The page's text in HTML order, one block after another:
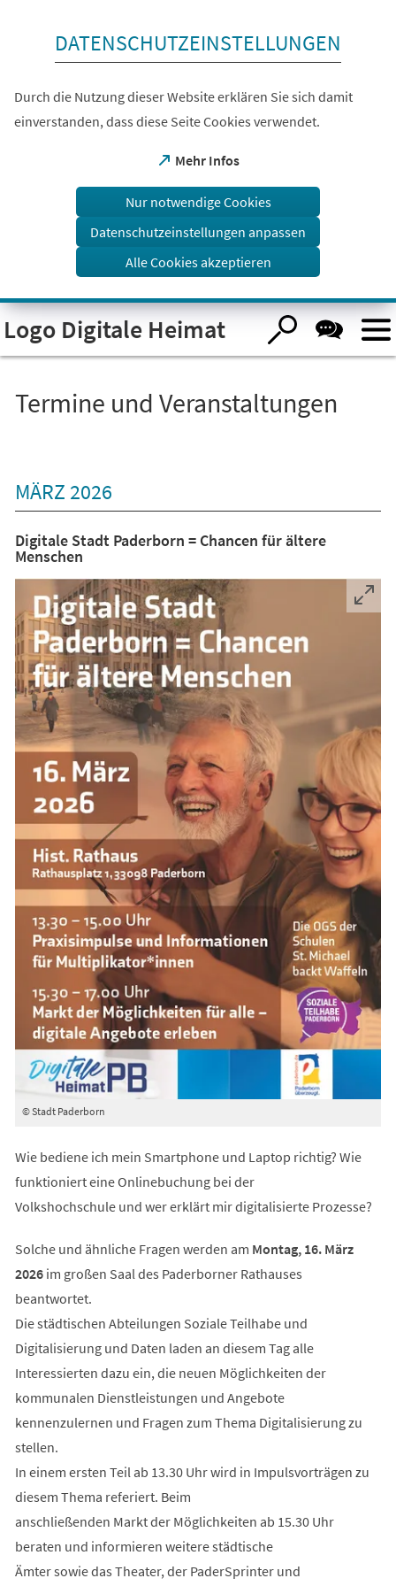
DATENSCHUTZEINSTELLUNGEN
Durch die Nutzung dieser Website erklären Sie sich damit
einverstanden, dass diese Seite Cookies verwendet.
Mehr Infos
(Öffnet
einem
Tab)
Nur notwendige Cookies
Datenschutzeinstellungen anpassen
Alle Cookies akzeptieren
Logo Digitale Heimat
Termine und Veranstaltungen
MÄRZ 2026
Digitale Stadt Paderborn = Chancen für ältere
Menschen
© Stadt Paderborn
Wie bediene ich mein Smartphone und Laptop richtig? Wie
funktioniert eine Onlinebuchung bei der
Volkshochschule und wer erklärt mir digitalisierte Prozesse?
Solche und ähnliche Fragen werden am Montag, 16. März
2026im großen Saal des Paderborner Rathauses
beantwortet.
Die städtischen Abteilungen Soziale Teilhabe und
Digitalisierung und Daten laden an diesem Tag alle
Interessierten dazu ein, die neuen Möglichkeiten der
kommunalen Dienstleistungen und Angebote
kennenzulernen und Fragen zum Thema Digitalisierung zu
stellen.
In einem ersten Teil ab 13.30 Uhr wird in Impulsvorträgen zu
diesem Thema referiert. Beim
anschließenden Markt der Möglichkeiten ab 15.30 Uhr
beraten und informieren weitere städtische
Ämter sowie das Theater, der PaderSprinter und